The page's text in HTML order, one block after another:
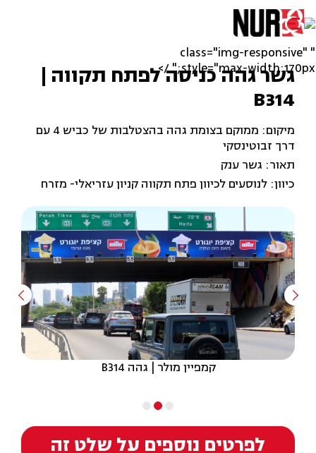
" class="img-responsive"
style="max-width:170px;" />
גשר גהה כניסה לפתח תקווה |
B314
מיקום: ממוקם בצומת גהה בהצטלבות של כביש 4 עם
דרך זבוטינסקי
תאור: גשר ענק
כיוון: לנוסעים לכיוון פתח תקווה קניון עזריאלי- מזרח
קמפיין מולר | גהה B314
לפרטים נוספים על שלט זה